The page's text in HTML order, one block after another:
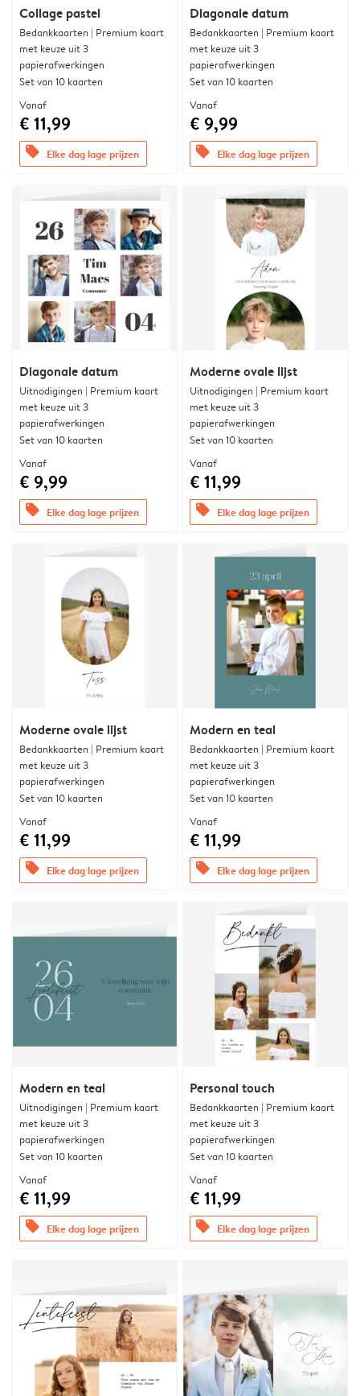
Collage pastel
Bedankkaarten | Premium kaart
met keuze uit 3
papierafwerkingen
Set van 10 kaarten
Vanaf
€ 11,99
offers Elke dag lage prijzen
Diagonale datum
Bedankkaarten | Premium kaart
met keuze uit 3
papierafwerkingen
Set van 10 kaarten
Vanaf
€ 9,99
offers Elke dag lage prijzen
Diagonale datum
Uitnodigingen | Premium kaart
met keuze uit 3
papierafwerkingen
Set van 10 kaarten
Vanaf
€ 9,99
offers Elke dag lage prijzen
Moderne ovale lijst
Uitnodigingen | Premium kaart
met keuze uit 3
papierafwerkingen
Set van 10 kaarten
Vanaf
€ 11,99
offers Elke dag lage prijzen
Moderne ovale lijst
Bedankkaarten | Premium kaart
met keuze uit 3
papierafwerkingen
Set van 10 kaarten
Vanaf
€ 11,99
offers Elke dag lage prijzen
Modern en teal
Bedankkaarten | Premium kaart
met keuze uit 3
papierafwerkingen
Set van 10 kaarten
Vanaf
€ 11,99
offers Elke dag lage prijzen
Modern en teal
Uitnodigingen | Premium kaart
met keuze uit 3
papierafwerkingen
Set van 10 kaarten
Vanaf
€ 11,99
offers Elke dag lage prijzen
Personal touch
Bedankkaarten | Premium kaart
met keuze uit 3
papierafwerkingen
Set van 10 kaarten
Vanaf
€ 11,99
offers Elke dag lage prijzen